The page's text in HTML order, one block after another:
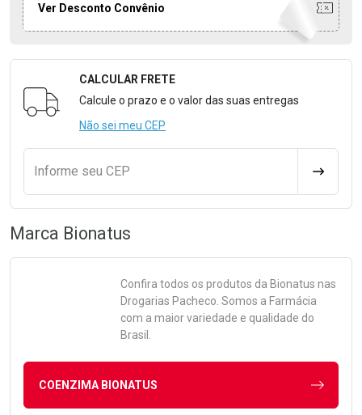
Ver Desconto Convênio
Formulário para Calcular o Frete
CALCULAR FRETE
Calcule o prazo e o valor das suas entregas
Não sei meu CEP
Informe seu CEP
Marca Bionatus
Confira todos os produtos da Bionatus nas
Drogarias Pacheco. Somos a Farmácia
com a maior variedade e qualidade do
Brasil.
COENZIMA BIONATUS